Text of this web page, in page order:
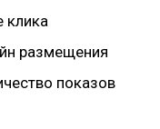
клика
размещения
показов